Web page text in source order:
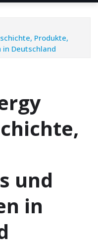
Produkte,
Deutschland
und
in